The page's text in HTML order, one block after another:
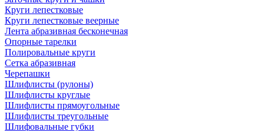
Круги лепестковые
Круги лепестковые веерные
Лента абразивная бесконечная
Опорные тарелки
Полировальные круги
Сетка абразивная
Черепашки
Шлифлисты (рулоны)
Шлифлисты круглые
Шлифлисты прямоугольные
Шлифлисты треугольные
Шлифовальные губки